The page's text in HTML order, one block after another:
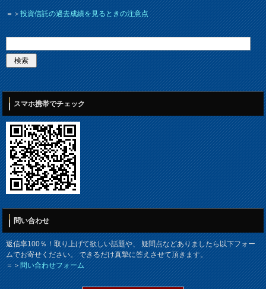
＝＞投資信託の過去成績を見るときの注意点
スマホ携帯でチェック
問い合わせ
返信率100％！取り上げて欲しい話題や、 疑問点などありましたら以下フォー
ムでお寄せください。 できるだけ真摯に答えさせて頂きます。
＝＞問い合わせフォーム